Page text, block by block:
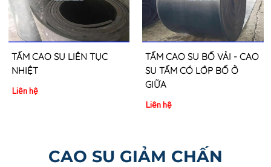
TẤM CAO SU LIÊN TỤC
NHIỆT
Liên hệ
TẤM CAO SU BỐ VẢI - CAO
SU TẤM CÓ LỚP BỐ Ở
GIỮA
Liên hệ
CAO SU GIẢM CHẤN